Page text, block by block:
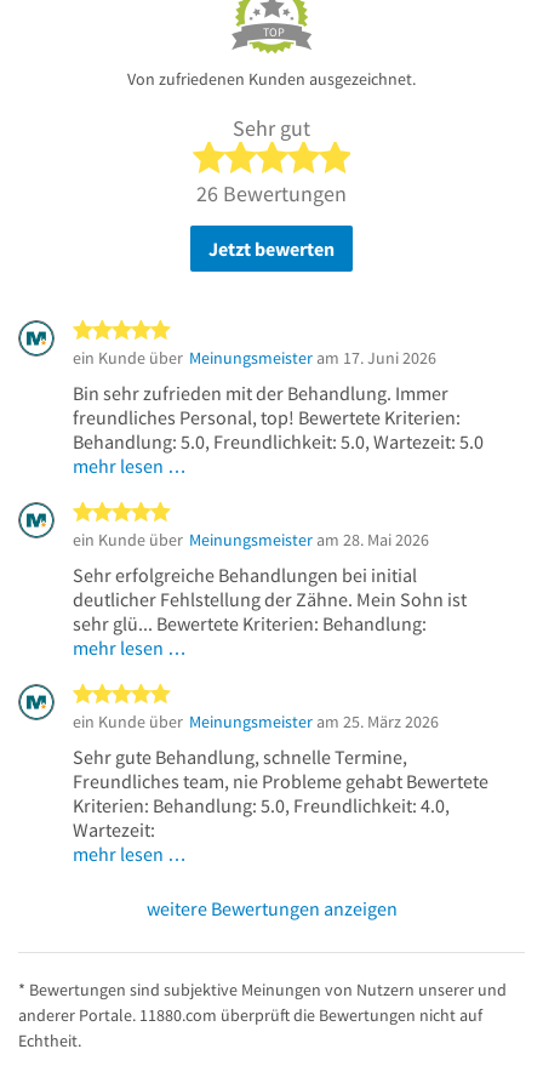
TOP
Von zufriedenen Kunden ausgezeichnet.
Sehr gut
5 von 5 Sternen
26 Bewertungen
Jetzt bewerten
ein Kunde über Meinungsmeister am 17. Juni 2026
Bin sehr zufrieden mit der Behandlung. Immer
freundliches Personal, top! Bewertete Kriterien:
Behandlung: 5.0, Freundlichkeit: 5.0, Wartezeit: 5.0
mehr lesen …
ein Kunde über Meinungsmeister am 28. Mai 2026
Sehr erfolgreiche Behandlungen bei initial
deutlicher Fehlstellung der Zähne. Mein Sohn ist
sehr glü... Bewertete Kriterien: Behandlung:
mehr lesen …
ein Kunde über Meinungsmeister am 25. März 2026
Sehr gute Behandlung, schnelle Termine,
Freundliches team, nie Probleme gehabt Bewertete
Kriterien: Behandlung: 5.0, Freundlichkeit: 4.0,
Wartezeit:
mehr lesen …
weitere Bewertungen anzeigen
* Bewertungen sind subjektive Meinungen von Nutzern unserer und
anderer Portale. 11880.com überprüft die Bewertungen nicht auf
Echtheit.